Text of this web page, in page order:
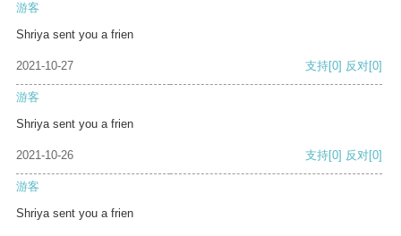
游客
Shriya sent you a frien
2021-10-27 支持[0] 反对[0]
游客
Shriya sent you a frien
2021-10-26 支持[0] 反对[0]
游客
Shriya sent you a frien